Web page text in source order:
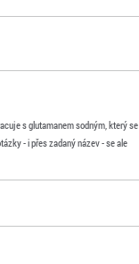
s glutamanem sodným, který se
- i přes zadaný název - se ale